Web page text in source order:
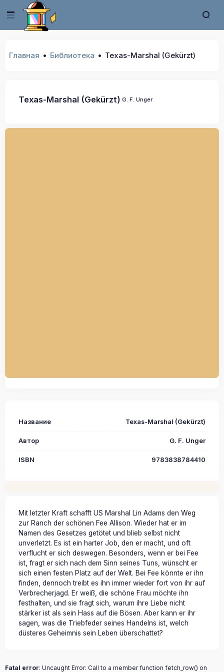
Главная Библиотека Texas-Marshal (Gekürzt)
Texas-Marshal (Gekürzt) G. F. Unger
Название Texas-Marshal (Gekürzt)
Автор G. F. Unger
ISBN 9783838784410
Mit letzter Kraft schafft US Marshal Lin Adams den Weg
zur Ranch der schönen Fee Allison. Wieder hat er im
Namen des Gesetzes getötet und blieb selbst nicht
unverletzt. Es ist ein harter Job, den er macht, und oft
verflucht er sich deswegen. Besonders, wenn er bei Fee
ist, fragt er sich nach dem Sinn seines Tuns, wünscht er
sich einen festen Platz auf der Welt. Bei Fee könnte er ihn
finden, dennoch treibt es ihn immer wieder fort von ihr auf
Verbrecherjagd. Er weiß, die schöne Frau möchte ihn
festhalten, und sie fragt sich, warum ihre Liebe nicht
stärker ist als sein Hass auf die Bösen. Aber kann er ihr
sagen, was die Triebfeder seines Handelns ist, welch
düsteres Geheimnis sein Leben überschattet?
Fatal error: Uncaught Error: Call to a member function fetch_row() on